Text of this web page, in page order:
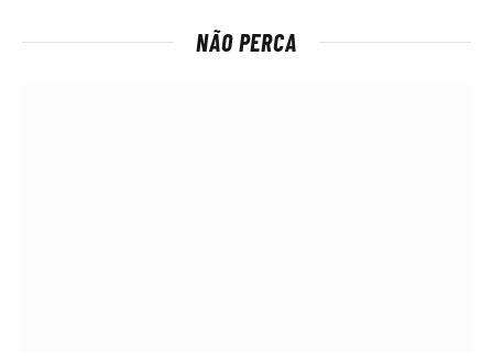
NÃO PERCA